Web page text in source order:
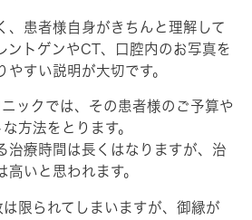
、患者様自身がきちんと理解して
ントゲンやCT、口腔内のお写真を
すい説明が大切です。
ックでは、その患者様のご予算や
方法をとります。
治療時間は長くはなりますが、治
いと思われます。
限られてしまいますが、御縁が